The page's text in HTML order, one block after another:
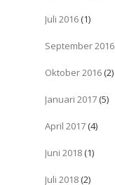
Juli 2016 (1)
September 2016
Oktober 2016 (2)
Januari 2017 (5)
April 2017 (4)
Juni 2018 (1)
Juli 2018 (2)